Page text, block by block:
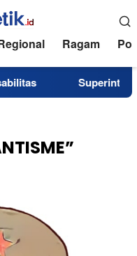
Ragam
Superintendent NHM